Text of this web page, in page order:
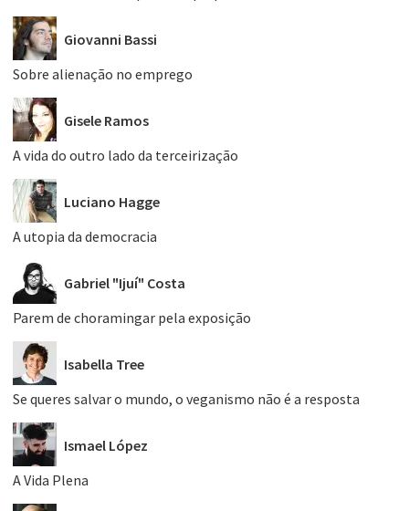
Giovanni Bassi
Sobre alienação no emprego
Gisele Ramos
A vida do outro lado da terceirização
Luciano Hagge
A utopia da democracia
Gabriel "Ijuí" Costa
Parem de choramingar pela exposição
Isabella Tree
Se queres salvar o mundo, o veganismo não é a resposta
Ismael López
A Vida Plena